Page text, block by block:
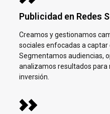
Publicidad en Redes
Creamos y gestionamos
sociales enfocadas a captar
Segmentamos audiencias,
analizamos resultados
inversión.